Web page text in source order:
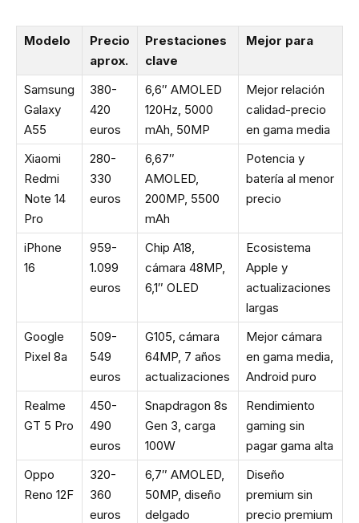
Modelo
Precio
aprox.
Prestaciones
clave
Mejor para
Samsung
Galaxy
A55
380-
420
euros
6,6″ AMOLED
120Hz, 5000
mAh, 50MP
Mejor relación
calidad-precio
en gama media
Xiaomi
Redmi
Note 14
Pro
280-
330
euros
6,67″
AMOLED,
200MP, 5500
mAh
Potencia y
batería al menor
precio
iPhone
16
959-
1.099
euros
Chip A18,
cámara 48MP,
6,1″ OLED
Ecosistema
Apple y
actualizaciones
largas
Google
Pixel 8a
509-
549
euros
G105, cámara
64MP, 7 años
actualizaciones
Mejor cámara
en gama media,
Android puro
Realme
GT 5 Pro
450-
490
euros
Snapdragon 8s
Gen 3, carga
100W
Rendimiento
gaming sin
pagar gama alta
Oppo
Reno 12F
320-
360
euros
6,7″ AMOLED,
50MP, diseño
delgado
Diseño
premium sin
precio premium